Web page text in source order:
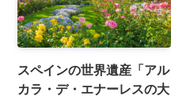
スペインの世界遺産「アル
カラ・デ・エナーレスの大